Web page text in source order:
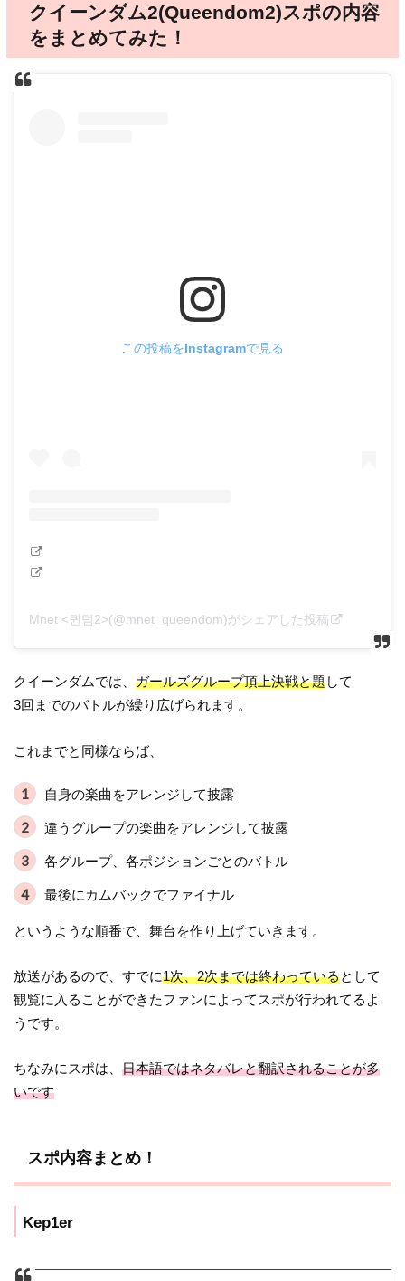
クイーンダム2(Queendom2)スポの内容
をまとめてみた！
この投稿をInstagramで見る
Mnet <퀸덤2>(@mnet_queendom)がシェアした投稿
クイーンダムでは、ガールズグループ頂上決戦と題して
3回までのバトルが繰り広げられます。
これまでと同様ならば、
自身の楽曲をアレンジして披露
違うグループの楽曲をアレンジして披露
各グループ、各ポジションごとのバトル
最後にカムバックでファイナル
というような順番で、舞台を作り上げていきます。
放送があるので、すでに1次、2次までは終わっているとして
観覧に入ることができたファンによってスポが行われてるよ
うです。
ちなみにスポは、日本語ではネタバレと翻訳されることが多
いです
スポ内容まとめ！
Kep1er